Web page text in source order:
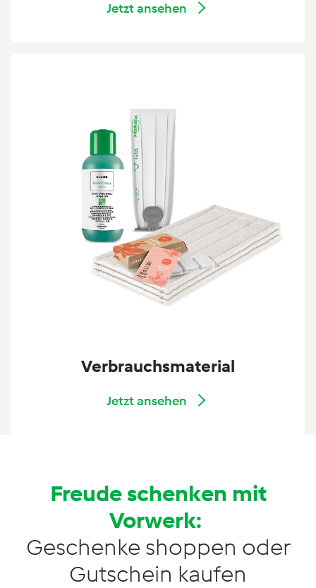
Jetzt ansehen
Verbrauchsmaterial
Jetzt ansehen
Freude schenken mit
Vorwerk:
Geschenke shoppen oder
Gutschein kaufen